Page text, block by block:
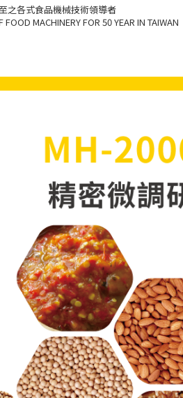
之各式食品機械技術領導者
MACHINERY FOR 50 YEAR IN TAIWAN